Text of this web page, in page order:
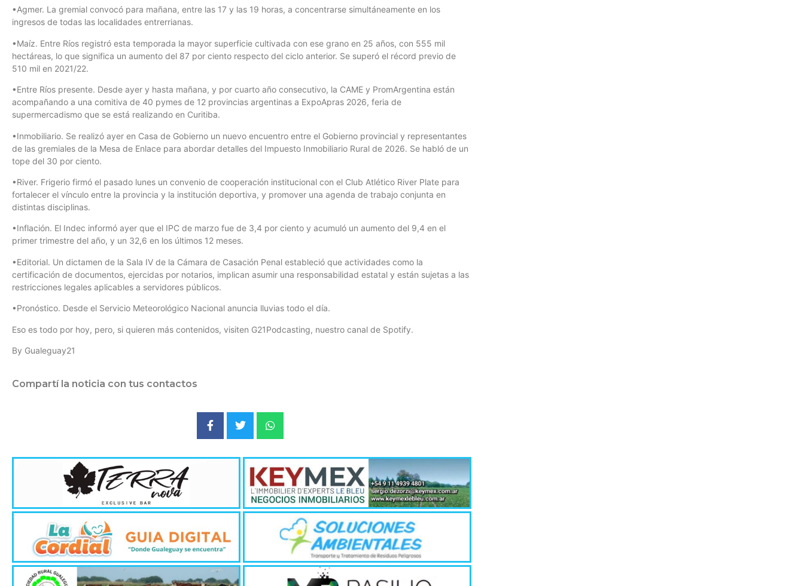
•Agmer. La gremial convocó para mañana, entre las 17 y las 19 horas, a concentrarse simultáneamente en los
ingresos de todas las localidades entrerrianas.
•Maíz. Entre Ríos registró esta temporada la mayor superficie cultivada con ese grano en 25 años, con 555 mil
hectáreas, lo que significa un aumento del 87 por ciento respecto del ciclo anterior. Se superó el récord previo de
510 mil en 2021/22.
•Entre Ríos presente. Desde ayer y hasta mañana, y por cuarto año consecutivo, la CAME y PromArgentina están
acompañando a una comitiva de 40 pymes de 12 provincias argentinas a ExpoApras 2026, feria de
supermercadismo que se está realizando en Curitiba.
•Inmobiliario. Se realizó ayer en Casa de Gobierno un nuevo encuentro entre el Gobierno provincial y representantes
de las gremiales de la Mesa de Enlace para abordar detalles del Impuesto Inmobiliario Rural de 2026. Se habló de un
tope del 30 por ciento.
•River. Frigerio firmó el pasado lunes un convenio de cooperación institucional con el Club Atlético River Plate para
fortalecer el vínculo entre la provincia y la institución deportiva, y promover una agenda de trabajo conjunta en
distintas disciplinas.
•Inflación. El Indec informó ayer que el IPC de marzo fue de 3,4 por ciento y acumuló un aumento del 9,4 en el
primer trimestre del año, y un 32,6 en los últimos 12 meses.
•Editorial. Un dictamen de la Sala IV de la Cámara de Casación Penal estableció que actividades como la
certificación de documentos, ejercidas por notarios, implican asumir una responsabilidad estatal y están sujetas a las
restricciones legales aplicables a servidores públicos.
•Pronóstico. Desde el Servicio Meteorológico Nacional anuncia lluvias todo el día.
Eso es todo por hoy, pero, si quieren más contenidos, visiten G21Podcasting, nuestro canal de Spotify.
By Gualeguay21
Compartí la noticia con tus contactos